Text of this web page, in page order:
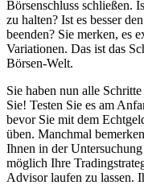
Börsenschluss schließen.
zu halten? Ist es besser
beenden? Sie merken, es
Variationen. Das ist das
Börsen-Welt.
Sie haben nun alle
Sie! Testen Sie es am
bevor Sie mit dem
üben. Manchmal
Ihnen in der
möglich Ihre
Advisor laufen zu lassen.